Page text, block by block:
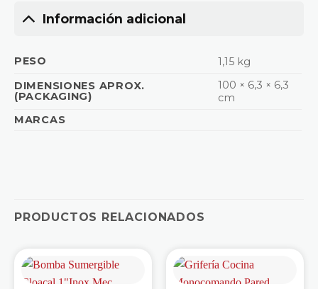
Información adicional
PESO
1,15 kg
DIMENSIONES APROX.
(PACKAGING)
100 × 6,3 × 6,3
cm
MARCAS
PRODUCTOS RELACIONADOS